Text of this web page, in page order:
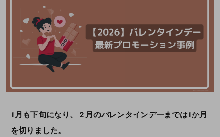
1月も下旬になり、２月のバレンタインデーまでは1か月
を切りました。